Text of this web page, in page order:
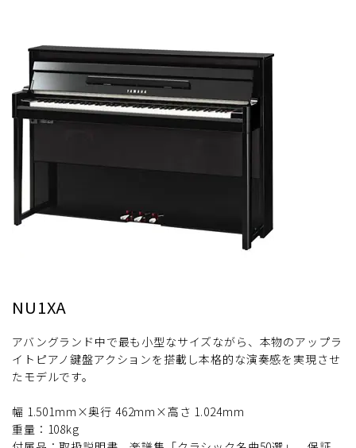
NU1XA
アバングランド中で最も小型なサイズながら、本物のアップラ
イトピアノ鍵盤アクションを搭載し本格的な演奏感を実現させ
たモデルです。
幅 1.501mm×奥行 462mm×高さ 1.024mm
重量：108kg